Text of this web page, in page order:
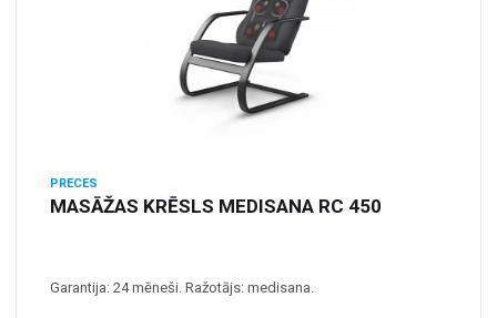
PRECES
MASĀŽAS KRĒSLS MEDISANA RC 450
Garantija: 24 mēneši. Ražotājs: medisana.